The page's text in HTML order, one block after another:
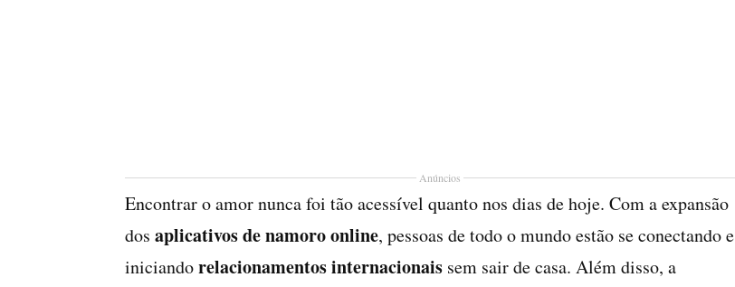
Anúncios
Encontrar o amor nunca foi tão acessível quanto nos dias de hoje. Com a expansão
dos aplicativos de namoro online, pessoas de todo o mundo estão se conectando e
iniciandorelacionamentos internacionais sem sair de casa. Além disso, a